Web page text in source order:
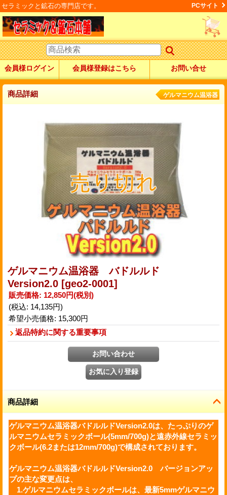
セラミックと鉱石の専門店です。 PCサイト
会員様ログイン 会員様登録はこちら お問い合せ
商品詳細 ゲルマニウム温浴器
ゲルマニウム温浴器 バドルルド
Version2.0 [geo2-0001]
販売価格: 12,850円(税別)
(税込: 14,135円)
希望小売価格: 15,300円
返品特約に関する重要事項
商品詳細
ゲルマニウム温浴器バドルルドVersion2.0は、たっぷりのゲ
ルマニウムセラミックボール(5mm/700g)と遠赤外線セラミッ
クボール(6.2または12mm/700g)で構成されております。
ゲルマニウム温浴器バドルルドVersion2.0 バージョンアッ
プの主な変更点は、
1.ゲルマニウムセラミックボールは、最新5mmゲルマニウ